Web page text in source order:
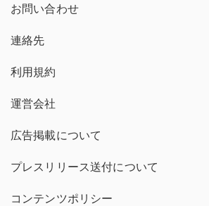
お問い合わせ
連絡先
利用規約
運営会社
広告掲載について
プレスリリース送付について
コンテンツポリシー